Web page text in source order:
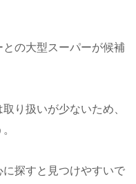
の大型スーパーが候補
り扱いが少ないため、
探すと見つけやすいで